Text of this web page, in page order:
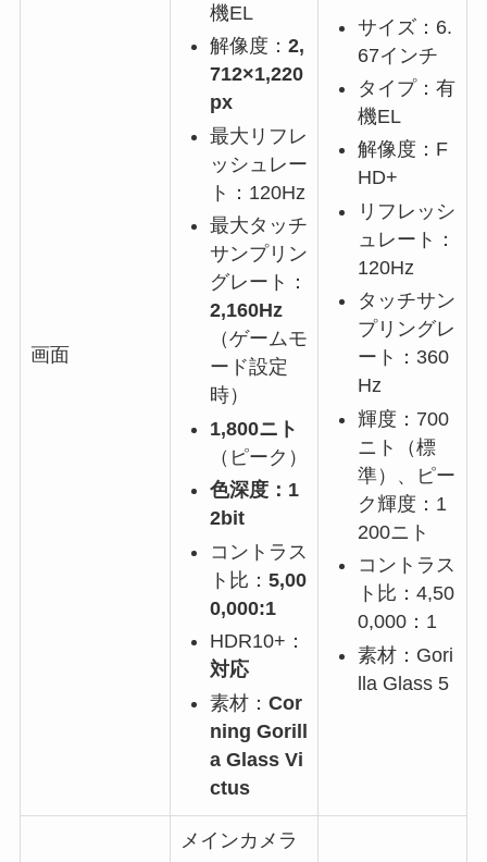
画面
機EL
解像度： 2,
712×1,220
px
最大リフレ
ッシュレー
ト：120Hz
最大タッチ
サンプリン
グレート：
2,160Hz
（ゲームモ
ード設定
時）
1,800ニト
（ピーク）
色深度：1
2bit
コントラス
ト比： 5,00
0,000:1
HDR10+：
対応
素材： Cor
ning Gorill
a Glass Vi
ctus
サイズ：6.
67インチ
タイプ：有
機EL
解像度：F
HD+
リフレッシ
ュレート：
120Hz
タッチサン
プリングレ
ート：360
Hz
輝度：700
ニト（標
準）、ピー
ク輝度：1
200ニト
コントラス
ト比：4,50
0,000：1
素材： Gori
lla Glass 5
メインカメラ